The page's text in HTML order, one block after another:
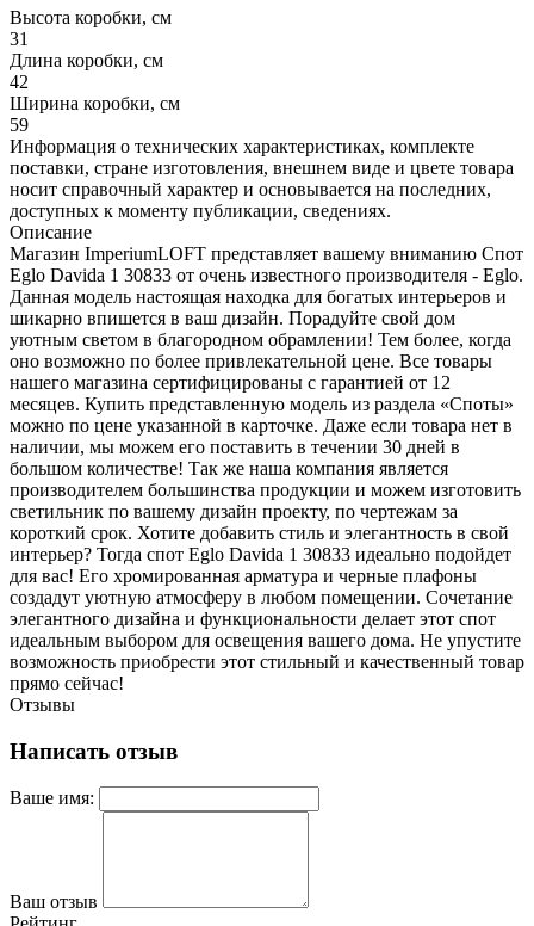
Высота коробки, см
31
Длина коробки, см
42
Ширина коробки, см
59
Информация о технических характеристиках, комплекте
поставки, стране изготовления, внешнем виде и цвете товара
носит справочный характер и основывается на последних,
доступных к моменту публикации, сведениях.
Описание
Магазин ImperiumLOFT представляет вашему вниманию Спот
Eglo Davida 1 30833 от очень известного производителя - Eglo.
Данная модель настоящая находка для богатых интерьеров и
шикарно впишется в ваш дизайн. Порадуйте свой дом
уютным светом в благородном обрамлении! Тем более, когда
оно возможно по более привлекательной цене. Все товары
нашего магазина сертифицированы с гарантией от 12
месяцев. Купить представленную модель из раздела «Споты»
можно по цене указанной в карточке. Даже если товара нет в
наличии, мы можем его поставить в течении 30 дней в
большом количестве! Так же наша компания является
производителем большинства продукции и можем изготовить
светильник по вашему дизайн проекту, по чертежам за
короткий срок. Хотите добавить стиль и элегантность в свой
интерьер? Тогда спот Eglo Davida 1 30833 идеально подойдет
для вас! Его хромированная арматура и черные плафоны
создадут уютную атмосферу в любом помещении. Сочетание
элегантного дизайна и функциональности делает этот спот
идеальным выбором для освещения вашего дома. Не упустите
возможность приобрести этот стильный и качественный товар
прямо сейчас!
Отзывы
Написать отзыв
Ваше имя:
Ваш отзыв